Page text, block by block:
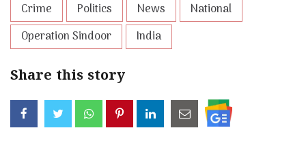
Crime Politics News
National
Operation Sindoor
India
Share this story